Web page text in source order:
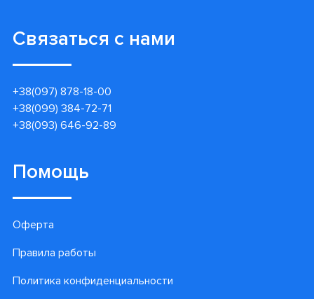
Связаться с нами
+38(097) 878-18-00
+38(099) 384-72-71
+38(093) 646-92-89
Помощь
Оферта
Правила работы
Политика конфиденциальности